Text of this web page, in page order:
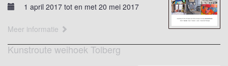
1 april 2017 tot en met 20 mei 2017
Meer informatie
Kunstroute weihoek Tolberg